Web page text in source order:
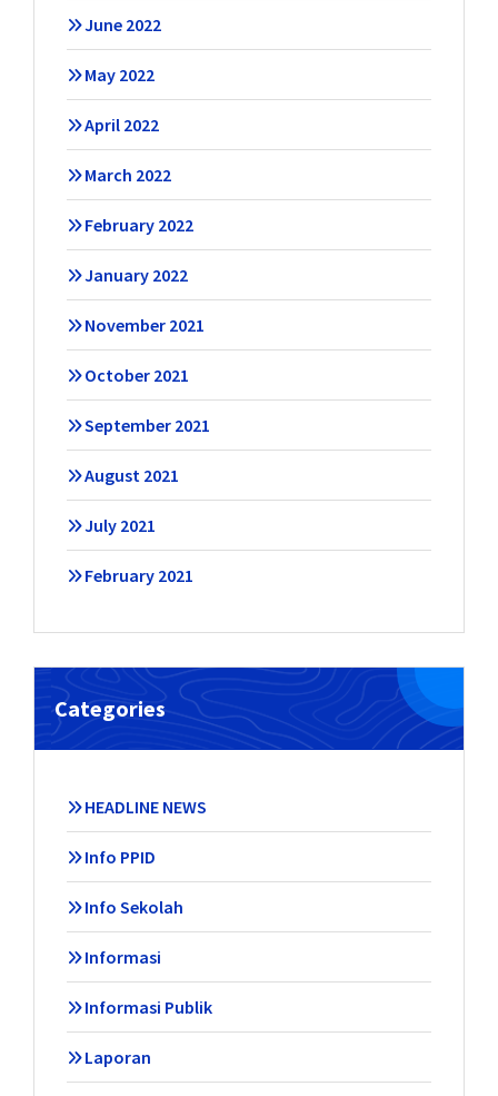
June 2022
May 2022
April 2022
March 2022
February 2022
January 2022
November 2021
October 2021
September 2021
August 2021
July 2021
February 2021
Categories
HEADLINE NEWS
Info PPID
Info Sekolah
Informasi
Informasi Publik
Laporan